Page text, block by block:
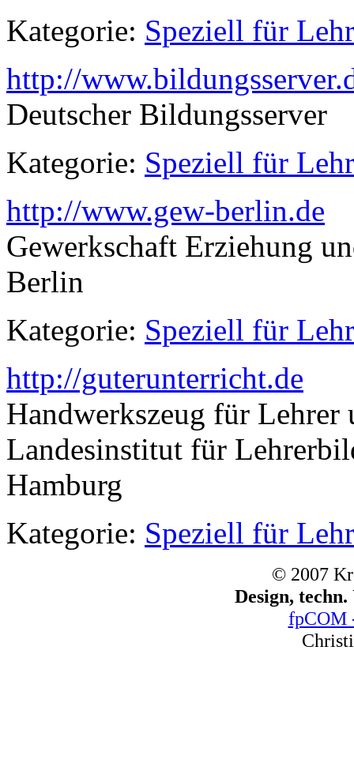
Kategorie: Speziell für
http://
Deutscher Bildungsserver
Kategorie: Speziell für
http://www.gew-berlin.de
Gewerkschaft Erziehung
Berlin
Kategorie: Speziell für
http://guterunterricht.de
Handwerkszeug für Lehrer
Landesinstitut für
Hamburg
Kategorie: Speziell für
© 2007
Design,
fpCOM